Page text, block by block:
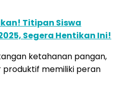
Titipan Siswa
Segera Hentikan Ini!
ketahanan pangan,
memiliki peran